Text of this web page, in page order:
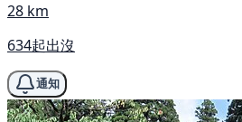
28 km
634起出沒
通知